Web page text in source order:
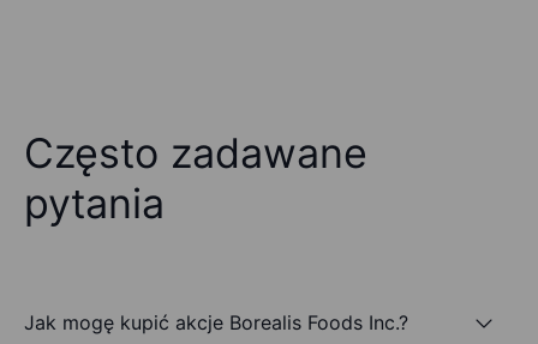
Często zadawane
pytania
Jak mogę kupić akcje Borealis Foods Inc.?